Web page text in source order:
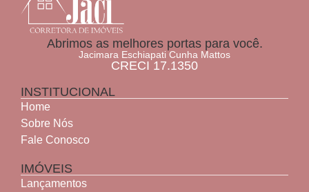
Abrimos as melhores portas para você.
Jacimara Eschiapati Cunha Mattos
CRECI 17.1350
INSTITUCIONAL
Home
Sobre Nós
Fale Conosco
IMÓVEIS
Lançamentos